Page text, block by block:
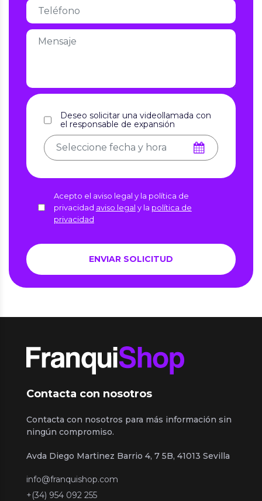
Deseo solicitar una videollamada con
el responsable de expansión
Acepto el aviso legal y la política de
privacidad aviso legal y la política de
privacidad
Contacta con nosotros
Contacta con nosotros para más información sin
ningún compromiso.
Avda Diego Martinez Barrio 4, 7 5B, 41013 Sevilla
info@franquishop.com
+(34) 954 092 255